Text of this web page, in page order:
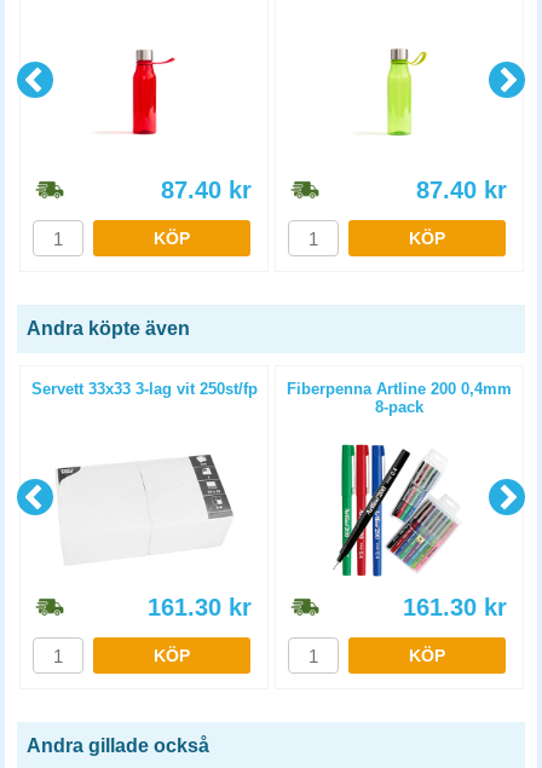
87.40 kr
KÖP
87.40 kr
KÖP
Andra köpte även
Servett 33x33 3-lag vit 250st/fp
161.30 kr
KÖP
Fiberpenna Artline 200 0,4mm
8-pack
161.30 kr
KÖP
Andra gillade också